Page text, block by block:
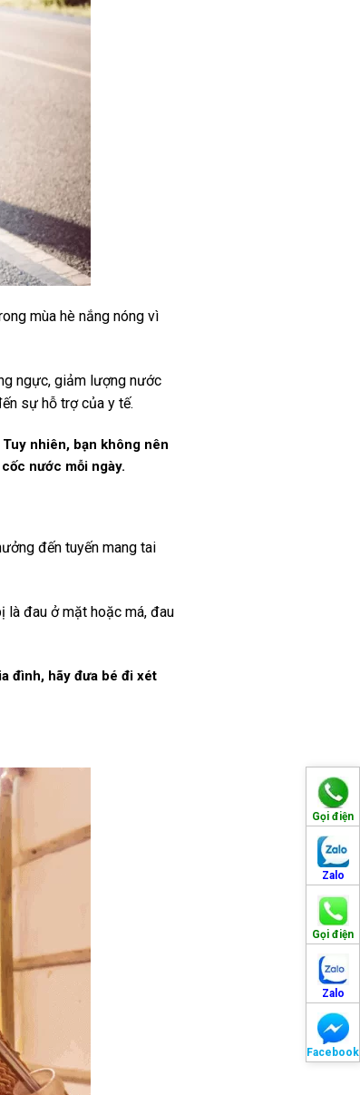
Gọi điện
Zalo
Gọi điện
Zalo
Facebook
mùa hè nắng nóng vì
ngực, giảm lượng nước
sự hỗ trợ của y tế.
nhiên, bạn không nên
nước mỗi ngày.
đến tuyến mang tai
là đau ở mặt hoặc má, đau
đình, hãy đưa bé đi xét